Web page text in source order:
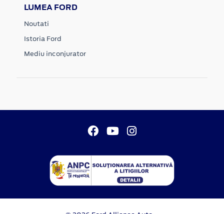
LUMEA FORD
Noutati
Istoria Ford
Mediu inconjurator